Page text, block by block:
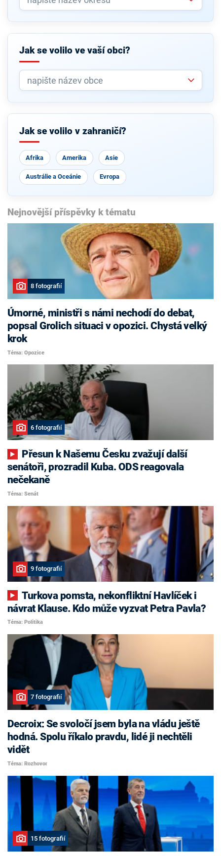
Jak se volilo ve vaší obci?
Jak se volilo v zahraničí?
Afrika Amerika Asie
Austrálie a Oceánie Evropa
Nejnovější příspěvky k tématu
8 fotografií
Úmorné, ministři s námi nechodí do debat,
popsal Grolich situaci v opozici. Chystá velký
krok
Téma: Opozice
6 fotografií
senátoři, prozradil Kuba. ODS reagovala
nečekaně
Téma: Senát
9 fotografií
Turkova pomsta, nekonfliktní Havlíček i
návrat Klause. Kdo může vyzvat Petra Pavla?
Téma: Politika
7 fotografií
Decroix: Se svoločí jsem byla na vládu ještě
hodná. Spolu říkalo pravdu, lidé ji nechtěli
vidět
Téma: Rozhovor
15 fotografií